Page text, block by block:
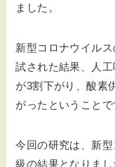
ました。
新型コロナウイル
試された結果、人
が3割下がり、酸素
がったということで
今回の研究は、新
級の結果となりまし